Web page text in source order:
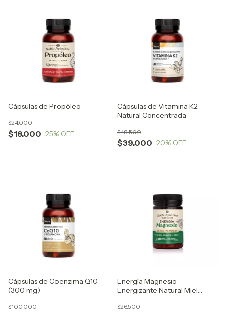
Cápsulas de Propóleo
$18.000
$24.000
25% OFF
Cápsulas de Vitamina K2
Natural Concentrada
$39.000
$48.500
20% OFF
Cápsulas de Coenzima Q10
(300 mg)
$100.000
Energía Magnesio -
Energizante Natural Miel
$26.500